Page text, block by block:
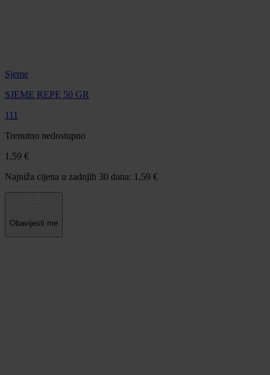
Sjeme
SJEME REPE 50 GR
111
Trenutno nedostupno
1,59 €
Najniža cijena u zadnjih 30 dana: 1,59 €
Obavijesti me